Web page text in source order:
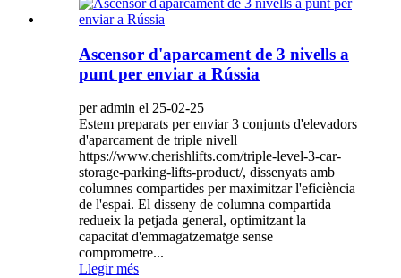
Ascensor d'aparcament de 3 nivells a
punt per enviar a Rússia
per admin el 25-02-25
Estem preparats per enviar 3 conjunts d'elevadors
d'aparcament de triple nivell
https://www.cherishlifts.com/triple-level-3-car-
storage-parking-lifts-product/, dissenyats amb
columnes compartides per maximitzar l'eficiència
de l'espai. El disseny de columna compartida
redueix la petjada general, optimitzant la
capacitat d'emmagatzematge sense
comprometre...
Llegir més